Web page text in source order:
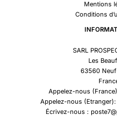
Mentions
Conditions
SARL
Les
63560
Appelez-nous
Appelez-nous
Écrivez-nous :